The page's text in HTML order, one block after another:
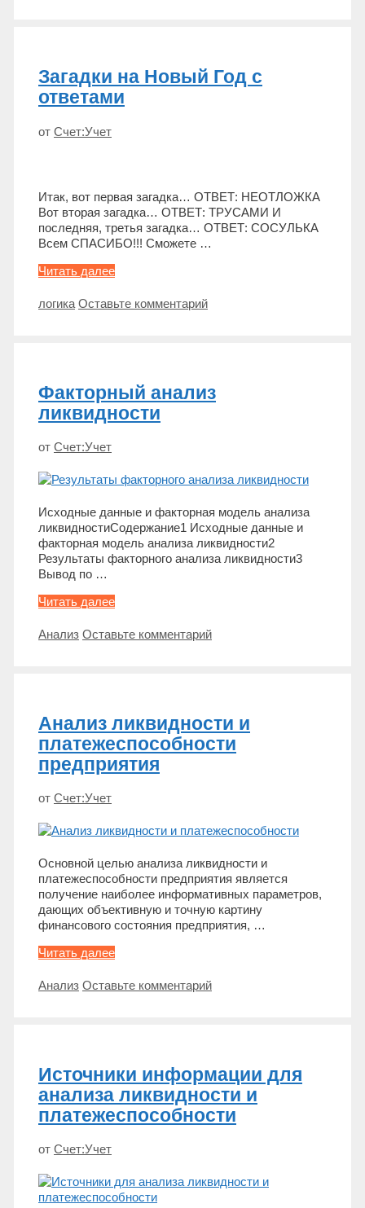
Загадки на Новый Год с
ответами
от Счет:Учет
Итак, вот первая загадка… ОТВЕТ: НЕОТЛОЖКА
Вот вторая загадка… ОТВЕТ: ТРУСАМИ И
последняя, третья загадка… ОТВЕТ: СОСУЛЬКА
Всем СПАСИБО!!! Сможете …
Читать далееЗагадки
Новый
Метки
логика Оставьте комментарий
Факторный анализ
ликвидности
от Счет:Учет
Исходные данные и факторная модель анализа
ликвидностиСодержание1 Исходные данные и
факторная модель анализа ликвидности2
Результаты факторного анализа ликвидности3
Вывод по …
Читать далееФакторный
ликвидности
Метки
Анализ Оставьте комментарий
Анализ ликвидности и
платежеспособности
предприятия
от Счет:Учет
Основной целью анализа ликвидности и
платежеспособности предприятия является
получение наиболее информативных параметров,
дающих объективную и точную картину
финансового состояния предприятия, …
Читать далееАнализ
и
Метки
Анализ Оставьте комментарий
Источники информации для
анализа ликвидности и
платежеспособности
от Счет:Учет